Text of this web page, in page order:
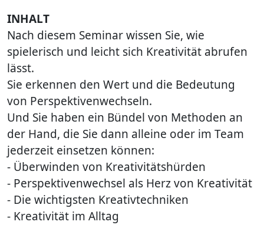
INHALT
Nach diesem Seminar wissen Sie, wie
spielerisch und leicht sich Kreativität abrufen
lässt.
Sie erkennen den Wert und die Bedeutung
von Perspektivenwechseln.
Und Sie haben ein Bündel von Methoden an
der Hand, die Sie dann alleine oder im Team
jederzeit einsetzen können:
- Überwinden von Kreativitätshürden
- Perspektivenwechsel als Herz von Kreativität
- Die wichtigsten Kreativtechniken
- Kreativität im Alltag